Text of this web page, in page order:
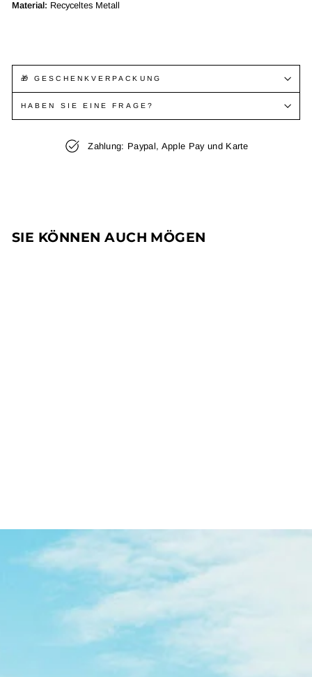
Material: Recyceltes Metall
🎁 GESCHENKVERPACKUNG
HABEN SIE EINE FRAGE?
Zahlung: Paypal, Apple Pay und Karte
SIE KÖNNEN AUCH MÖGEN